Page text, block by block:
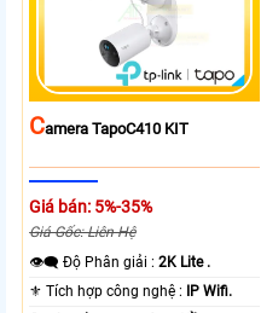
CAmera TapoC410 KIT
Giá bán: 5%-35%
Giá Gốc: Liên Hệ
👁️‍🗨 Độ Phân giải :2K Lite .
⚜️ Tích hợp công nghệ : IP Wifi.